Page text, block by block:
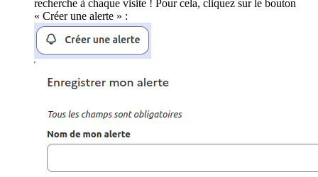
recherche à chaque visite ! Pour cela, cliquez sur le bouton
« Créer une alerte » :